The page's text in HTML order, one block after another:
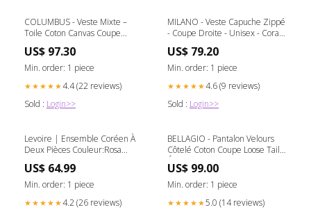
COLUMBUS - Veste Mixte –
Toile Coton Canvas Coupe
US$ 97.30
Min. order: 1 piece
★★★★★4.4 (22 reviews)
Sold : Login>>
MILANO - Veste Capuche Zippé
- Coupe Droite - Unisex - Corail
US$ 79.20
Min. order: 1 piece
★★★★★4.6 (9 reviews)
Sold : Login>>
Levoire | Ensemble Coréen À
Deux Pièces Couleur:Rosa
US$ 64.99
Min. order: 1 piece
★★★★★4.2 (26 reviews)
BELLAGIO - Pantalon Velours
Côtelé Coton Coupe Loose Taille
Élastiquée – Homme - Bleu
Stone Taille:M
US$ 99.00
Min. order: 1 piece
★★★★★5.0 (14 reviews)